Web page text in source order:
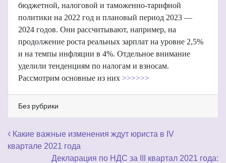
бюджетной, налоговой и таможенно-тарифной
политики на 2022 год и плановый период 2023 —
2024 годов. Они рассчитывают, например, на
продолжение роста реальных зарплат на уровне 2,5%
и на темпы инфляции в 4%. Отдельное внимание
уделили тенденциям по налогам и взносам.
Рассмотрим основные из них >>>>>>
Без рубрики
Навигация по записям
Какие важные изменения ждут юриста в IV
квартале 2021 года
Декларация по НДС за III квартал 2021 года: